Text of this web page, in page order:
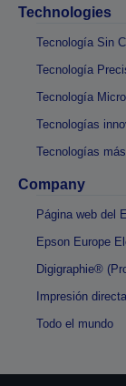
Technologies
Tecnología Sin
Tecnología
Tecnología
Tecnologías
Tecnologías
Company
Página web del
Epson Europe
Digigraphie®
Impresión
Todo el mundo